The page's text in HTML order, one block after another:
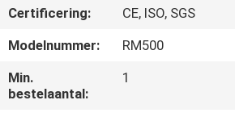
FABRIEKSTOCHT
KWALITEITSCONTROLE
Certificering:
CE, ISO, SGS
Modelnummer:
RM500
Min.
bestelaantal:
1